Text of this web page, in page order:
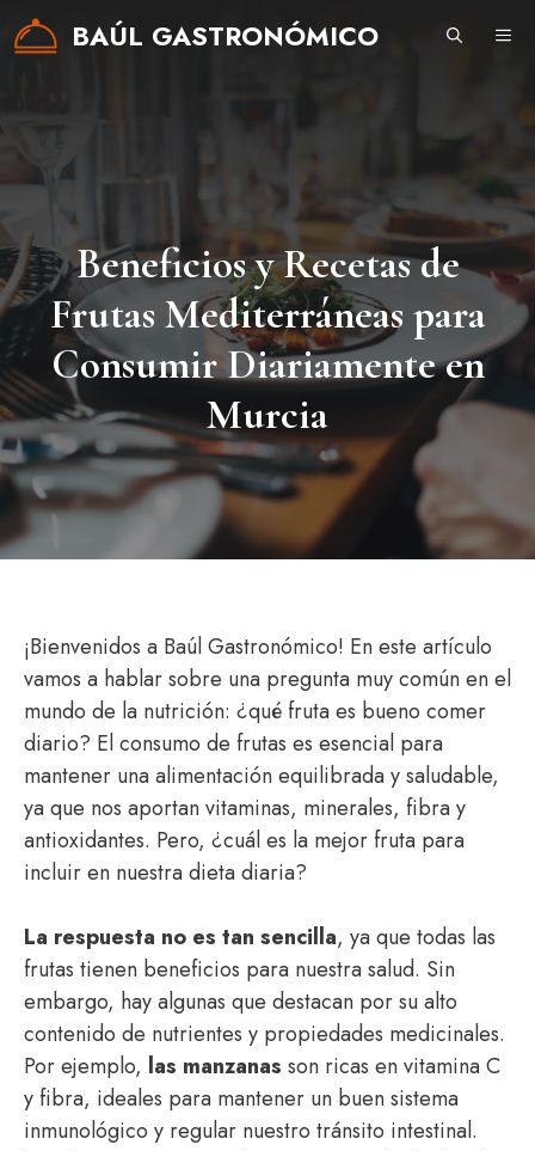
Saltar
BAÚL GASTRONÓMICO
Beneficios y Recetas de
Frutas Mediterráneas para
Consumir Diariamente en
Murcia
¡Bienvenidos a Baúl Gastronómico! En este artículo
vamos a hablar sobre una pregunta muy común en el
mundo de la nutrición: ¿qué fruta es bueno comer
diario? El consumo de frutas es esencial para
mantener una alimentación equilibrada y saludable,
ya que nos aportan vitaminas, minerales, fibra y
antioxidantes. Pero, ¿cuál es la mejor fruta para
incluir en nuestra dieta diaria?
La respuesta no es tan sencilla, ya que todas las
frutas tienen beneficios para nuestra salud. Sin
embargo, hay algunas que destacan por su alto
contenido de nutrientes y propiedades medicinales.
Por ejemplo, las manzanas son ricas en vitamina C
y fibra, ideales para mantener un buen sistema
inmunológico y regular nuestro tránsito intestinal.